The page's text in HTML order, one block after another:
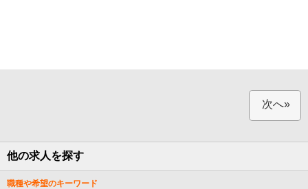
次へ»
他の求人を探す
職種や希望のキーワード